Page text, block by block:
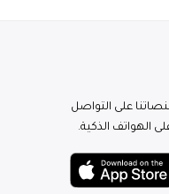
على التواصل
الهواتف الذكية.